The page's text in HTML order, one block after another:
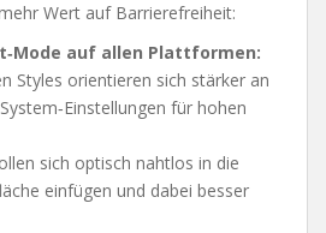
Wert auf Barrierefreiheit:
auf allen Plattformen:
Styles orientieren sich stärker an
für hohen
sich optisch nahtlos in die
einfügen und dabei besser